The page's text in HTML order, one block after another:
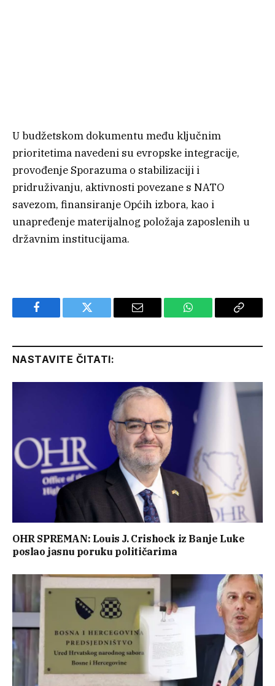
U budžetskom dokumentu među ključnim
prioritetima navedeni su evropske integracije,
provođenje Sporazuma o stabilizaciji i
pridruživanju, aktivnosti povezane s NATO
savezom, finansiranje Općih izbora, kao i
unapređenje materijalnog položaja zaposlenih u
državnim institucijama.
Facebook Twitter Email WhatsApp Copy
NASTAVITE ČITATI:
OHR SPREMAN: Louis J. Crishock iz Banje Luke
poslao jasnu poruku političarima